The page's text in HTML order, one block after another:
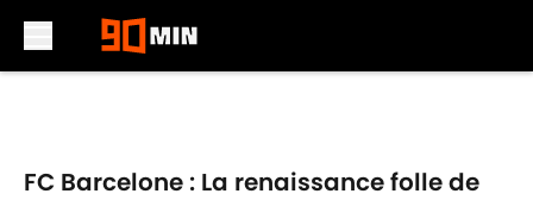
FC Barcelone : La renaissance folle de